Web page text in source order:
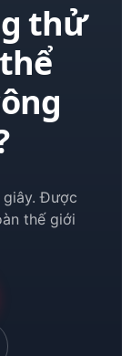
thử
Được
thế giới